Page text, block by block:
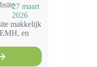
27 maart
2026
makkelijk
en